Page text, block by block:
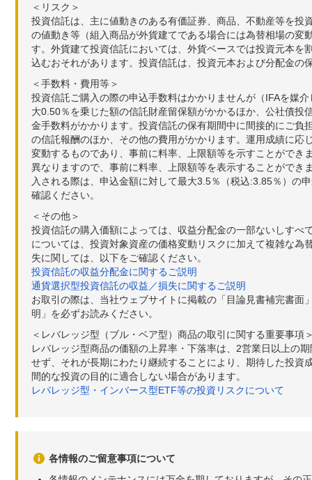
＜リスク＞
投資信託は、主に値動きのある有価証券、商品、不動産等を
の値動き等（組入商品が外貨建てである場合には為替相場の
す。外貨建て投資信託においては、外貨ベースでは投資元本
込むおそれがあります。投資信託は、投資元本および分配金の
＜手数料・費用等＞
投資信託ご購入の際の申込手数料はかかりませんが（IFAを媒
大0.50％を乗じた額の信託財産留保額がかかるほか、公社債
金手数料がかかります。投資信託の保有期間中に間接的にご
の信託報酬のほか、その他の費用がかかります。運用成績に
変動するものであり、事前に料率、上限額等を示すことがで
異なりますので、事前に料率、上限額等を表示することがで
入される際は、申込金額に対して最大3.5％（税込:3.85％）の
確認ください。
＜その他＞
投資信託の購入価額によっては、収益分配金の一部ないしす
については、投資対象資産の価格変動リスクに加えて複雑な
失に関しては、以下をご確認ください。
投資信託の収益分配金に関するご説明
通貨選択型投資信託の収益／損失に関するご説明
お取引の際は、当社ウェブサイトに掲載の「目論見書補完書
明」を必ずお読みください。
＜レバレッジ型（ブル・ベア型）商品の取引に関する重要事項
レバレッジ型商品の価額の上昇率・下落率は、2営業日以上の
せず、それが長期にわたり継続することにより、期待した投
間的な投資の目的に適合しない場合があります。
レバレッジ型・インバース型ETF等の投資リスクについて
各情報のご留意事項について